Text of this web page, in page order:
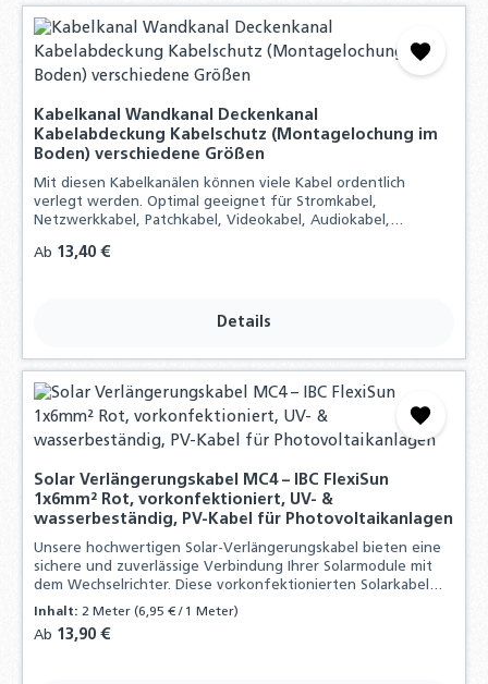
Kabelkanal Wandkanal Deckenkanal
Kabelabdeckung Kabelschutz (Montagelochung im
Boden) verschiedene Größen
Mit diesen Kabelkanälen können viele Kabel ordentlich
verlegt werden. Optimal geeignet für Stromkabel,
Netzwerkkabel, Patchkabel, Videokabel, Audiokabel,
Toslinkkabel, HDMI-Kabel usw.
Regulärer Preis:
Ab 13,40 €
Details
Solar Verlängerungskabel MC4 – IBC FlexiSun
1x6mm² Rot, vorkonfektioniert, UV- &
wasserbeständig, PV-Kabel für Photovoltaikanlagen
Unsere hochwertigen Solar-Verlängerungskabel bieten eine
sichere und zuverlässige Verbindung Ihrer Solarmodule mit
dem Wechselrichter. Diese vorkonfektionierten Solarkabel
sind mit MC4-Steckern ausgestattet.
Inhalt:2 Meter(6,95 € / 1 Meter)
Regulärer Preis:
Ab 13,90 €